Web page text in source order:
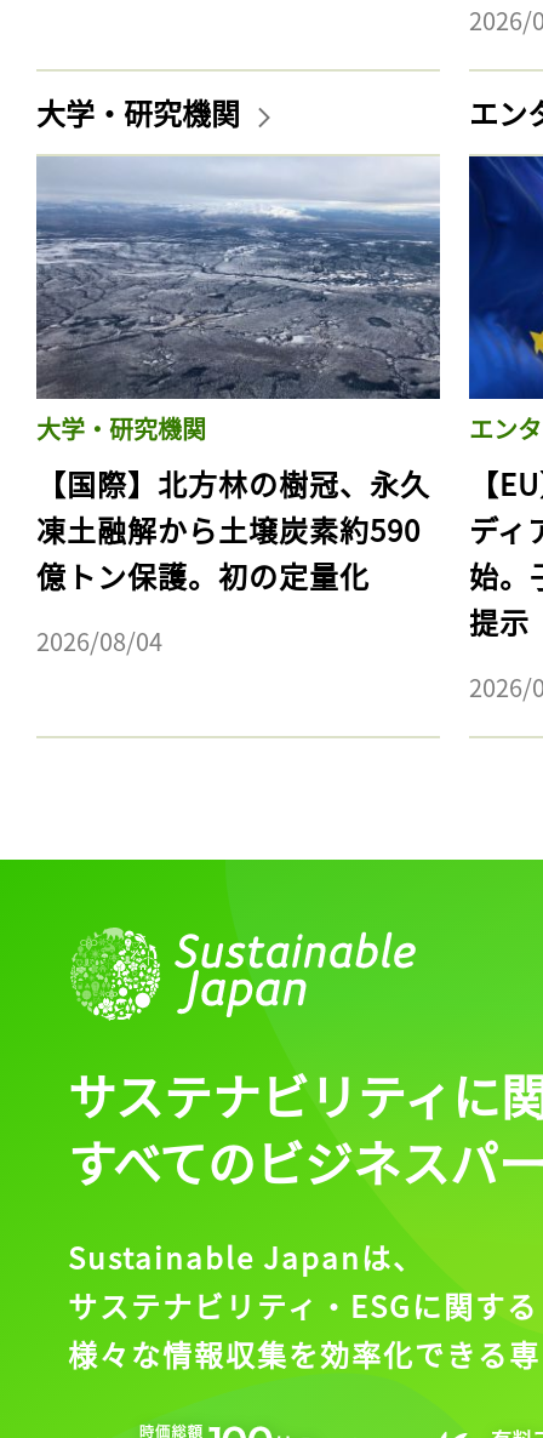
2026/
大学・研究機関
大学・研究機関
【国際】北方林の樹冠、永久
凍土融解から土壌炭素約590
億トン保護。初の定量化
2026/08/04
エン
エン
【
ディ
始。
提示
2026/
サステナビリティに
すべてのビジネスパ
Sustainable Japanは、
サステナビリティ・ESGに関する
様々な情報収集を効率化できる